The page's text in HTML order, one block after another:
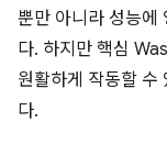
뿐만 아니라 성능에
다. 하지만 핵심
원활하게 작동할 수
다.